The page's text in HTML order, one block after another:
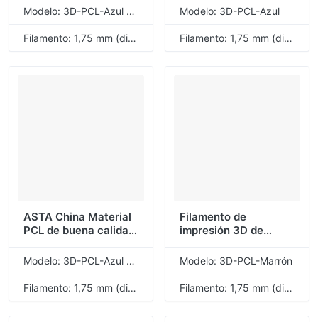
Filamento de
cielo 1.75 mm 1 KG 1
rollo Ecológico
Modelo: 3D-PCL-Azul cielo
Filamento: 1,75 mm (diámetro)
buena calidad ASTA
rollo
Modelo: 3D-PCL-Azul
Filamento: 1,75 mm (diámetro)
ASTA China Material
PCL de buena calidad
impresión 3D Azul
rollo Buen precio
Modelo: 3D-PCL-Azul oscuro
Filamento: 1,75 mm (diámetro)
Filamento de
impresión 3D de
calidad caliente ASTA
rollo
Modelo: 3D-PCL-Marrón
Filamento: 1,75 mm (diámetro)